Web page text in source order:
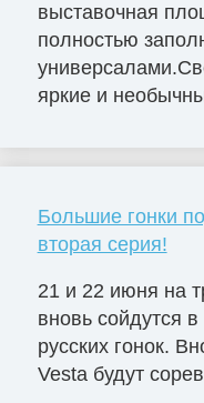
выставочная
полностью
яркие и
Большие гонки
вторая серия!
21 и 22 июня на
вновь сойдутся
русских гонок.
Vesta будут